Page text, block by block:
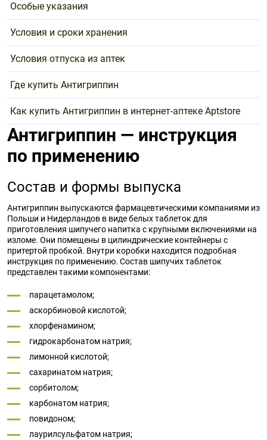
Особые указания
Условия и сроки хранения
Условия отпуска из аптек
Где купить Антигриппин
Как купить Антигриппин в интернет-аптеке Aptstore
Антигриппин — инструкция
по применению
Состав и формы выпуска
Антигриппин выпускаются фармацевтическими компаниями из
Польши и Нидерландов в виде белых таблеток для
приготовления шипучего напитка с крупными включениями на
изломе. Они помещены в цилиндрические контейнеры с
притертой пробкой. Внутри коробки находится подробная
инструкция по применению. Состав шипучих таблеток
представлен такими компонентами:
парацетамолом;
аскорбиновой кислотой;
хлорфенамином;
гидрокарбонатом натрия;
лимонной кислотой;
сахаринатом натрия;
сорбитолом;
карбонатом натрия;
повидоном;
лаурилсульфатом натрия;